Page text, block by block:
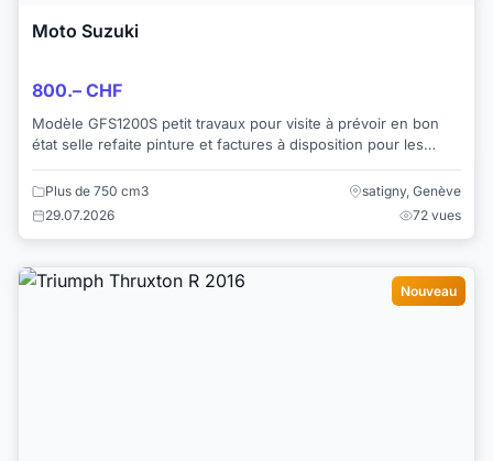
Moto Suzuki
800.– CHF
Modèle GFS1200S petit travaux pour visite à prévoir en bon
état selle refaite pinture et factures à disposition pour les
Plus de 750 cm3
satigny, Genève
29.07.2026
72 vues
Nouveau